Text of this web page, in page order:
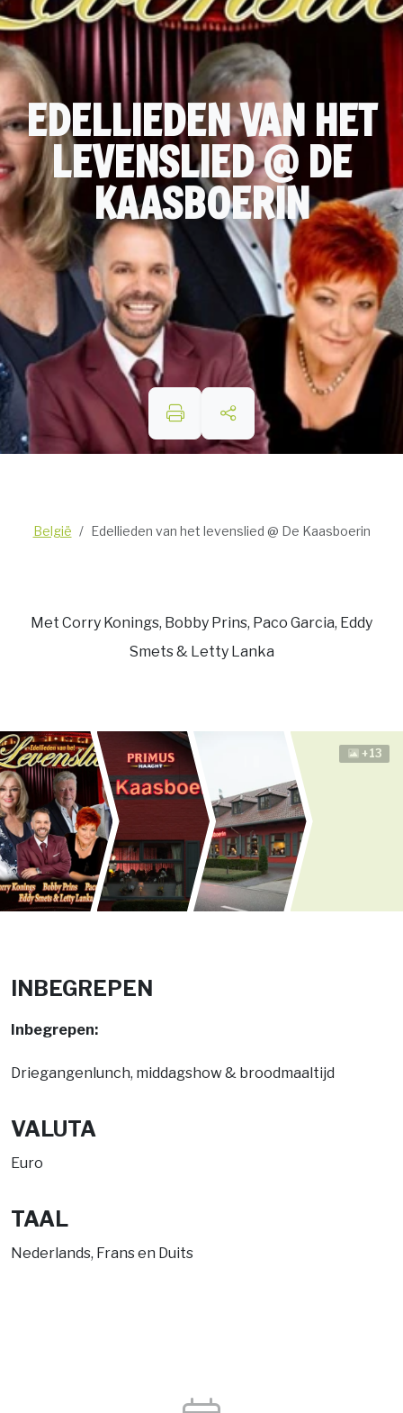
EDELLIEDEN VAN HET
LEVENSLIED @ DE
KAASBOERIN
België Edellieden van het levenslied @ De Kaasboerin
Met Corry Konings, Bobby Prins, Paco Garcia, Eddy
Smets & Letty Lanka
+13
INBEGREPEN
Inbegrepen:
Driegangenlunch, middagshow & broodmaaltijd
VALUTA
Euro
TAAL
Nederlands, Frans en Duits